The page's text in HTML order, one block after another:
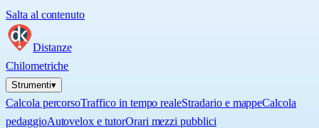
Salta al contenuto
Distanze
Chilometriche
Strumenti▾
Calcola percorsoTraffico in tempo realeStradario e mappeCalcola
pedaggioAutovelox e tutorOrari mezzi pubblici